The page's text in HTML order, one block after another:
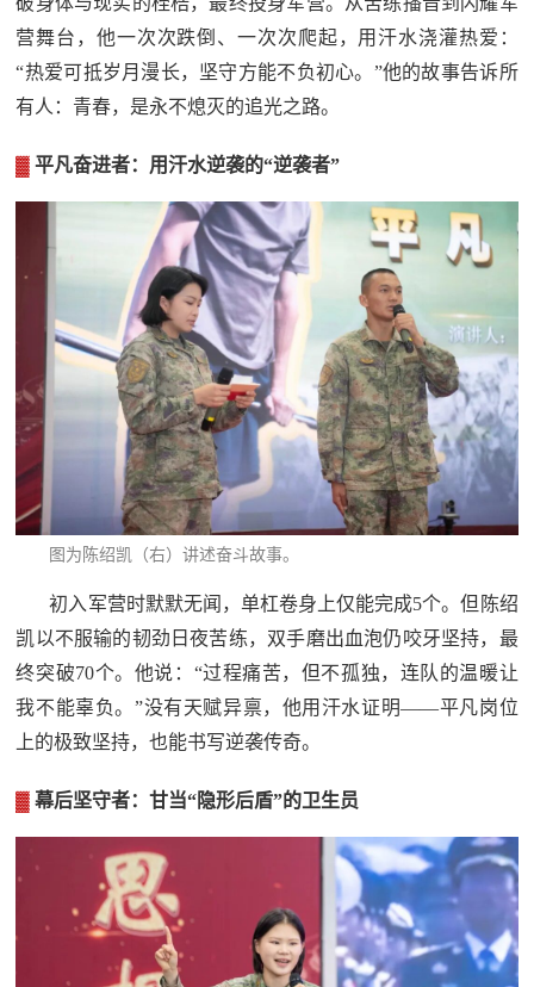
范
英
雄
范
退
军
人
风
采
退
役
军
人
风
采
退
役
军
人
服
退
役
人
文
化
国
防
红
色
营舞台，他一次次跌倒、一次次爬起，用汗水浇灌热爱：
“热爱可抵岁月漫长，坚守方能不负初心。”他的故事告诉所
有人：青春，是永不熄灭的追光之路。
▓平凡奋进者：用汗水逆袭的“逆袭者”
图为 陈绍凯（右）讲述奋斗故事。
初入军营时默默无闻，单杠卷身上仅能完成5个。但陈绍
凯以不服输的韧劲日夜苦练，双手磨出血泡仍咬牙坚持，最
终突破70个。他说：“过程痛苦，但不孤独，连队的温暖让
我不能辜负。”没有天赋异禀，他用汗水证明——平凡岗位
上的极致坚持，也能书写逆袭传奇。
▓幕后坚守者：甘当“隐形后盾”的卫生员